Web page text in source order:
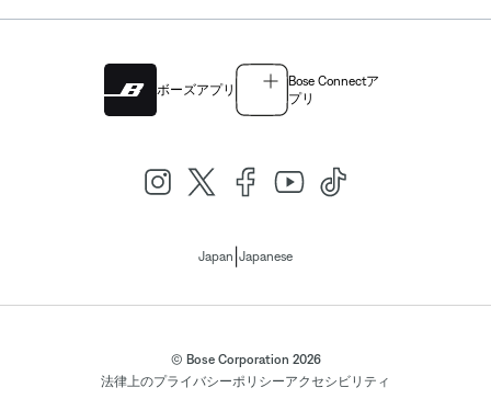
ボーズアプリ
Bose Connectア
プリ
Japan Japanese
© Bose Corporation 2026
法律上のプライバシーポリシーアクセシビリティ